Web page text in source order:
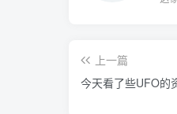
上一篇
今天看了些UFO的